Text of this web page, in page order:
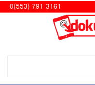
0(553) 791-3161